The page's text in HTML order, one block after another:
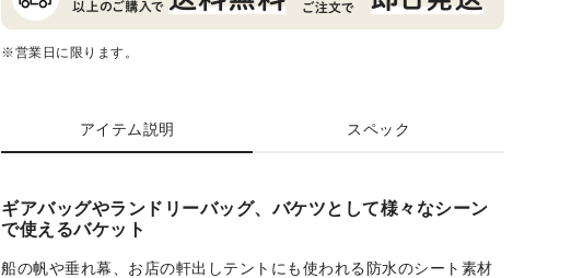
※営業日に限ります。
アイテム説明 スペック
ギアバッグやランドリーバッグ、バケツとして様々なシーン
で使えるバケット
船の帆や垂れ幕、お店の軒出しテントにも使われる防水のシート素材